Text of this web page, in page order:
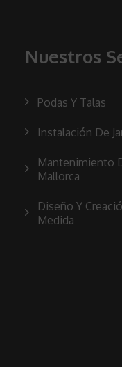
Nuestros
Podas Y Talas
Instalación De
Mantenimiento
Mallorca
Diseño Y
Medida